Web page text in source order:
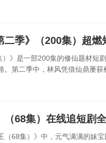
二季》（200集）超
）》是一部200集的修仙题材短
第二季中，林风凭借仙鼎屡
（68集）在线追短剧
68集）》中，元气满满的妹